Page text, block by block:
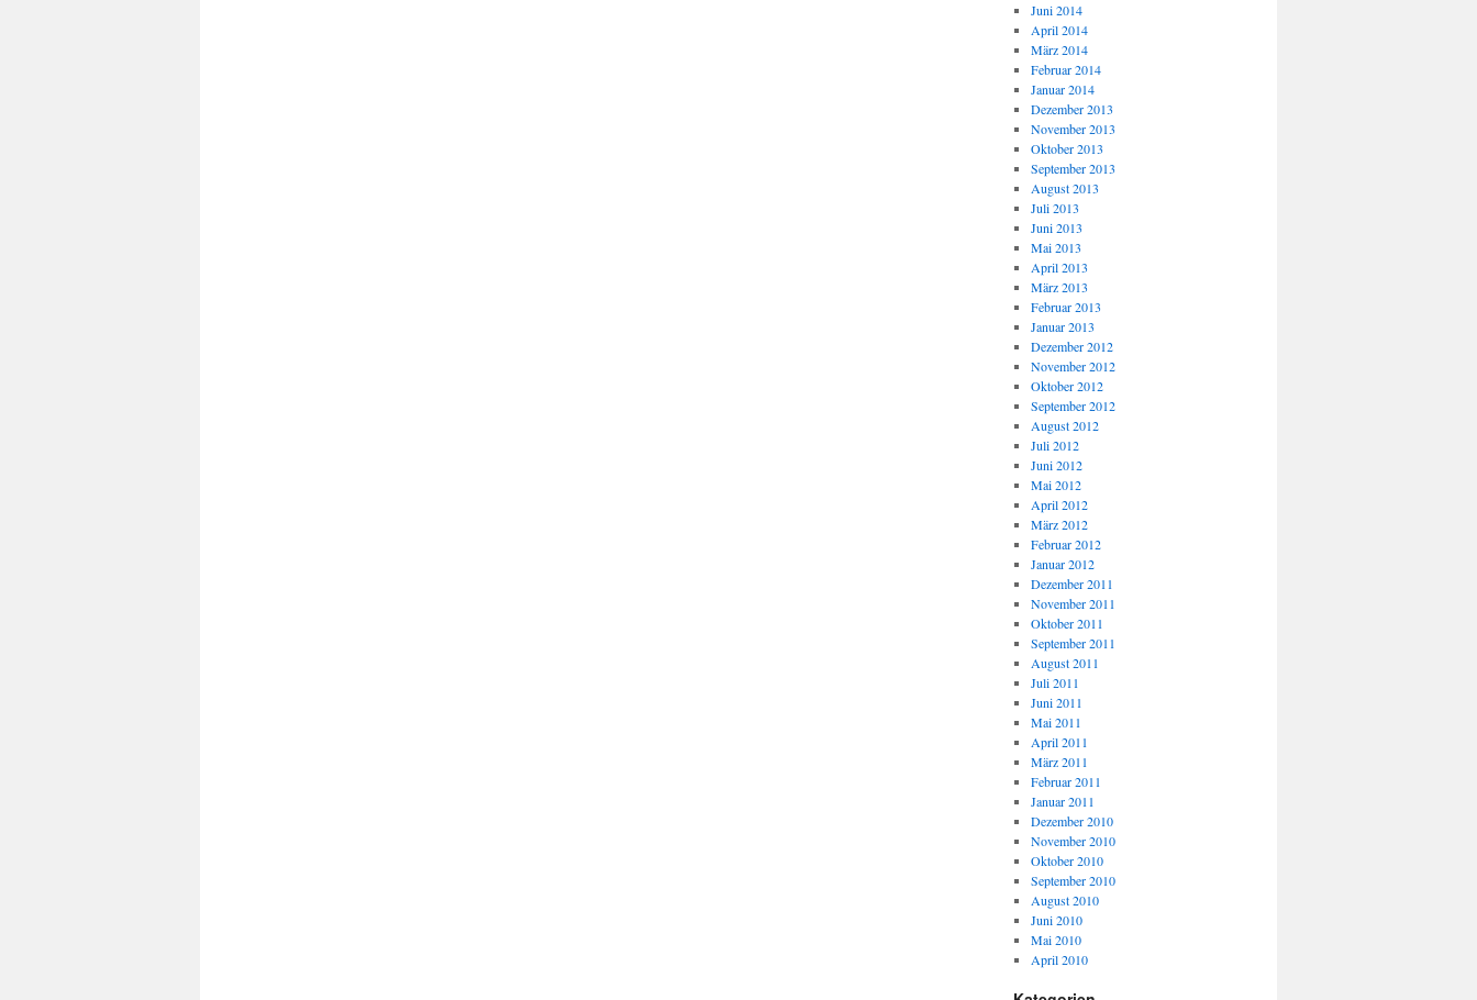
Juni 2014
April 2014
März 2014
Februar 2014
Januar 2014
Dezember 2013
November 2013
Oktober 2013
September 2013
August 2013
Juli 2013
Juni 2013
Mai 2013
April 2013
März 2013
Februar 2013
Januar 2013
Dezember 2012
November 2012
Oktober 2012
September 2012
August 2012
Juli 2012
Juni 2012
Mai 2012
April 2012
März 2012
Februar 2012
Januar 2012
Dezember 2011
November 2011
Oktober 2011
September 2011
August 2011
Juli 2011
Juni 2011
Mai 2011
April 2011
März 2011
Februar 2011
Januar 2011
Dezember 2010
November 2010
Oktober 2010
September 2010
August 2010
Juni 2010
Mai 2010
April 2010